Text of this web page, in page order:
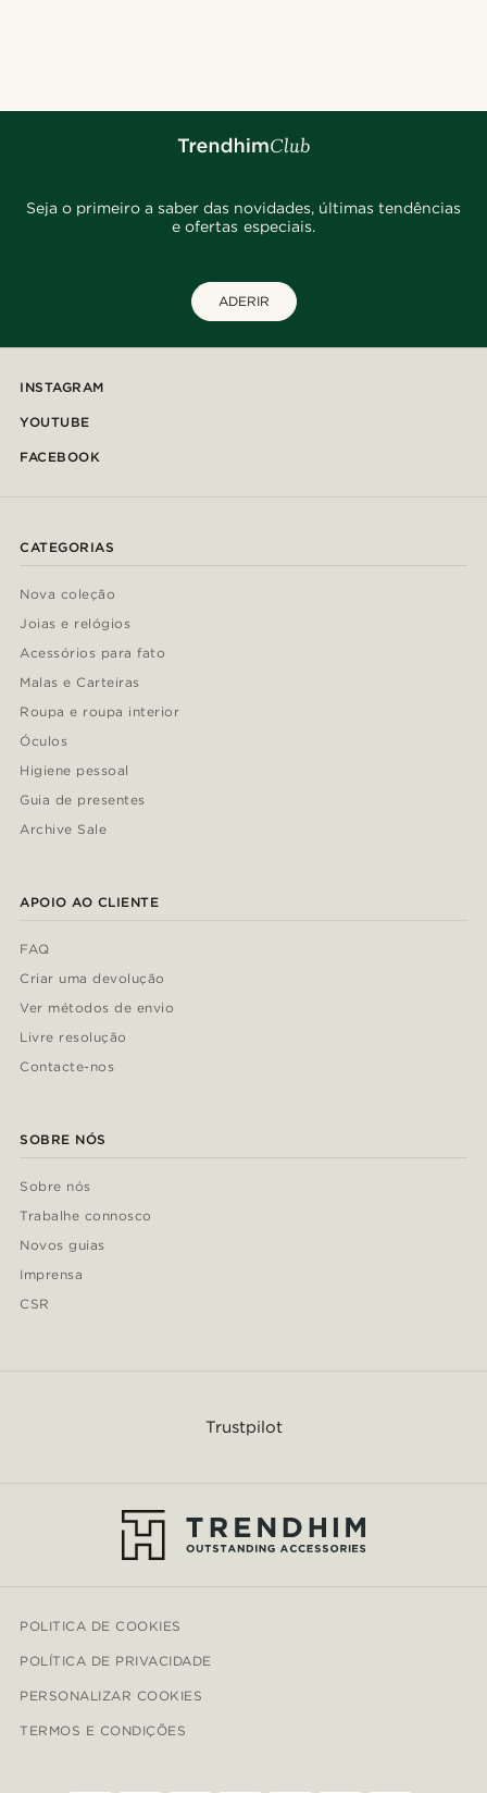
Seja o primeiro a saber das novidades, últimas tendências
e ofertas especiais.
ADERIR
INSTAGRAM
YOUTUBE
FACEBOOK
CATEGORIAS
Nova coleção
Joias e relógios
Acessórios para fato
Malas e Carteiras
Roupa e roupa interior
Óculos
Higiene pessoal
Guia de presentes
Archive Sale
APOIO AO CLIENTE
FAQ
Criar uma devolução
Ver métodos de envio
Livre resolução
Contacte-nos
SOBRE NÓS
Sobre nós
Trabalhe connosco
Novos guias
Imprensa
CSR
Trustpilot
POLITICA DE COOKIES
POLÍTICA DE PRIVACIDADE
PERSONALIZAR COOKIES
TERMOS E CONDIÇÕES